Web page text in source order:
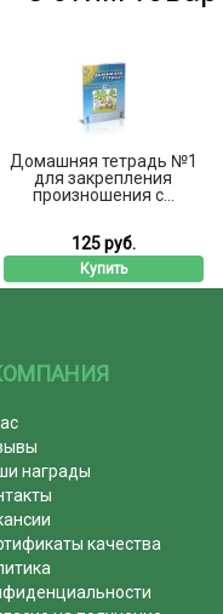
Домашняя тетрадь №1
для закрепления
произношения с...
125 руб.
Купить
награды
качества